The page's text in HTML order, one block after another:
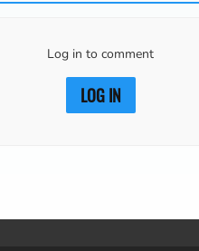
Log in to comment
LOG IN